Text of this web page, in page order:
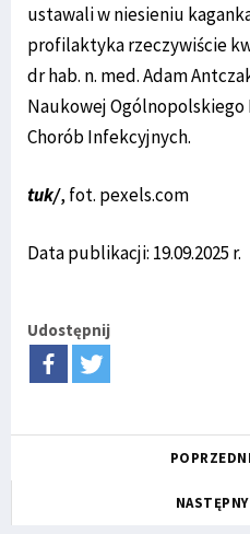
ustawali w niesieniu
profilaktyka rzeczywiście
dr hab. n. med. Adam
Naukowej Ogólnopolskiego
Chorób Infekcyjnych.
tuk/, fot. pexels.com
Data publikacji: 19.09.2025 r.
Udostępnij